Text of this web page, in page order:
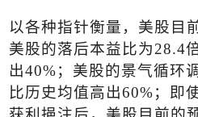
以各种指针衡量，美股目
美股的落后本益比为28.4
出40%；美股的景气循环
比历史均值高出60%；即